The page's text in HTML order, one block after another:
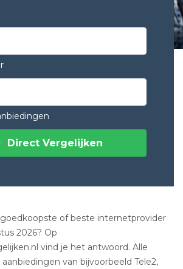
Direct Vergelijken
of beste internetprovider
2026? Op
vind je het antwoord. Alle
van bijvoorbeeld Tele2,